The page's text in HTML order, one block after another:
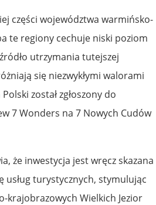
części województwa warmińsko-
te regiony cechuje niski poziom
utrzymania tutejszej
się niezwykłymi walorami
został zgłoszony do
7 Wonders na 7 Nowych Cudów
że inwestycja jest wręcz skazana
usług turystycznych, stymulując
krajobrazowych Wielkich Jezior